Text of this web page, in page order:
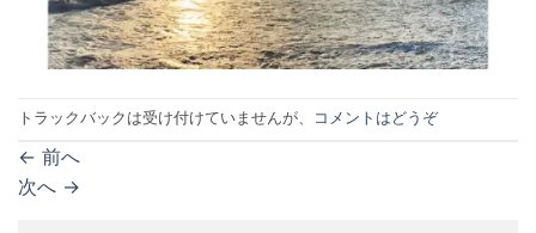
トラックバックは受け付けていませんが、 コメントはどうぞ
← 前へ
次へ →